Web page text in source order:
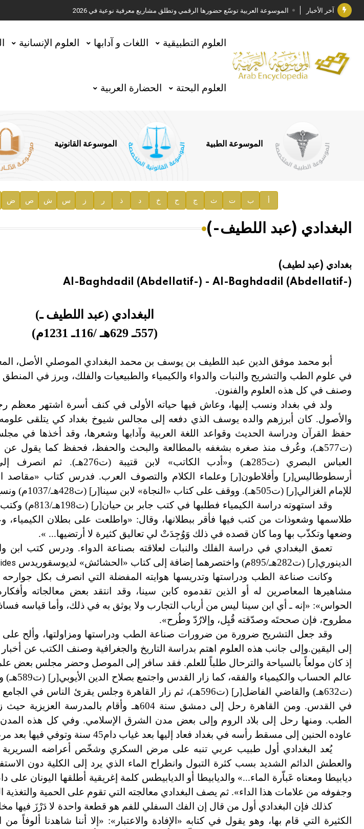
آخر الأخبار الموسوعة العربية توسّع حضورها الرقمي وتطلق مشاريع معرفية نوعية في 2026
جائزة مجمع الملك سلمان العالمي للغة العربية 2025
الأستاذ إياد خالد الطباع مدير عام لهيئة الموسوعة العربية
السيد محمد ياسين صالح وزيرا للثقافة
توصيات مجلس الإدارة
صدور المجلد السابع من موسوعة الآثار في سورية
إعلان..
هيئة الموسوعة العربية تطلق موسوعات جديدة في عام 2026
العلوم التطبيقية اللغات و آدابها العلوم الإنسانية
العلوم البحتة الحضارة العربية
الموسوعة الطبية الموسوعة القانونية
أ ب ت ث ج ح خ د ذ ر ز س ش ص ض
البغدادي (عبد اللطيف-)
بغدادي (عبد لطيف)
Al-BaghdadiI (Abdellatif-) - Al-BaghdadiI (Abdellatif-)
البغدادي (عبد اللطيف ـ)
(
557ـ629هـ /116 ـ1231م )
أبو محمد موفق الدين عبد اللطيف بن يوسف بن محمد البغدادي الموصلي الأصل،
في علوم الطب والتشريح والنبات والدواء والكيمياء والطبيعيات والفلك، وبرز في المنطق
وصنف في كل هذه العلوم والفنون.
ولد في بغداد ونسب إليها، وعاش فيها حياته الأولى في كنف أسرة اشتهر معظم
والأصول. كان أبرزهم والده يوسف الذي دفعه إلى مجالس شيوخ بغداد كي يتلقى
حفظ القرآن ودراسة الحديث وقواعد اللغة العربية وآدابها وشعرها، وقد أخذها في
(ت577هـ
)، وعُرف منذ صغره بشغفه بالمطالعة والبحث والحفظ، فحفظ كما يقول عن
العباس البصري (ت285هـ) و
« أدب الكاتب» لابن قتيبة (ت276هـ ). ثم انصرف
أرسطوطاليس[ر ] وأفلاطون[ر ] وعلماء الكلام والتصوف العرب. فدرس كتاب «مقاصد
للإمام الغزالي[ر ] (ت505هـ ). ووقف على كتاب «النجاة» لابن سينا[ر ] (ت428هـ/1037م) ونسخ له كتاب «الشفاء» بخط يده.
وقد استهوته دراسة الكيمياء فطلبها في كتب جابر بن حيان[ر]
(ت198هـ/
طلاسمها وشعوذات من كتب فيها فأقر ببطلانها، وقال: «واطلعت على بطلان
وضعها وتكذّب بها وما كان قصده في ذلك وَوُجِدَتْ لي تعاليق كثيرة لا أرتضيها... »
.
تعمق البغدادي في دراسة الفلك والنبات لعلاقته بصناعة الدواء. ودرس كتب ابن
الدينوري[ر ] (ت282هـ/895م) واختصرهما إضافة إلى كتاب «الحشائش» لديوسقوريدس
وكانت صناعة الطب ودراستها وتدريسها هوايته المفضلة التي انصرف بكل
مشاهيرها المعاصرين له أو الذين تقدموه كابن سينا، وقد انتقد بعض معالجاته
الحواس»: «إنه ـ أي ابن سينا ليس من أرباب التجارب ولا يوثق به في ذلك، وأما قياسه
مطروح، فإن صححتَه وصدّقته قُبِل، وإلارُدّ وطُرح»
.
وقد جعل التشريح ضرورة من ضرورات صناعة الطب ودراستها ومزاولتها، وألح على
إلى اليقين.وإلى جانب هذه العلوم اهتم بدراسة التاريخ والجغرافية وصنف الكتب عن
عالم الحساب والكيمياء والفقه، كما زار القدس واجتمع بصلاح الدين الأيوبي[ر] (ت589هـ) والتقى المؤرخ بهاء الدين ابن شداد
(ت632هـ) والقاضي الفاضل
[ر ] (ت596هـ )، ثم زار القاهرة وجلس يقرئ الناس في
في القدس. ومن القاهرة رحل إلى دمشق سنة 604هـ وأقام
الطب. ومنها رحل إلى بلاد الروم وإلى بعض مدن الشرق الإسلامي. وفي كل هذه
عاوده الحنين إلى مسقط رأسه في بغداد فعاد إليها بعد غياب دام45 سنة وتوفي فيها بعد مرض عضال ودفن في مقبرة الوردية.
يُعد البغدادي أول طبيب عربي تنبه على مرض السكري وشخّص أعراضه السريرية
والعطش الدائم الشديد بسب كثرة التبول وانطراح الماء الذي يرد إلى الكلية دون
ديابيطا ومعناه عَباّرة الماء...» والديابيطا أو الديابيطس كلمة إغريقية أطلقها اليونان
وجفوفه من علامات هذا الداء». ثم يصف البغدادي معالجته التي تقوم على الحمية والتغذية
كذلك فإن البغدادي أول من قال إن الفك السفلي للفم هو قطعة واحدة لا دَرْزَ فيها
الكثيرة التي قام بها، وهو يقول في كتابه «الإفادة والاعتبار »: «إلا أننا شاهدنا ألوفاً